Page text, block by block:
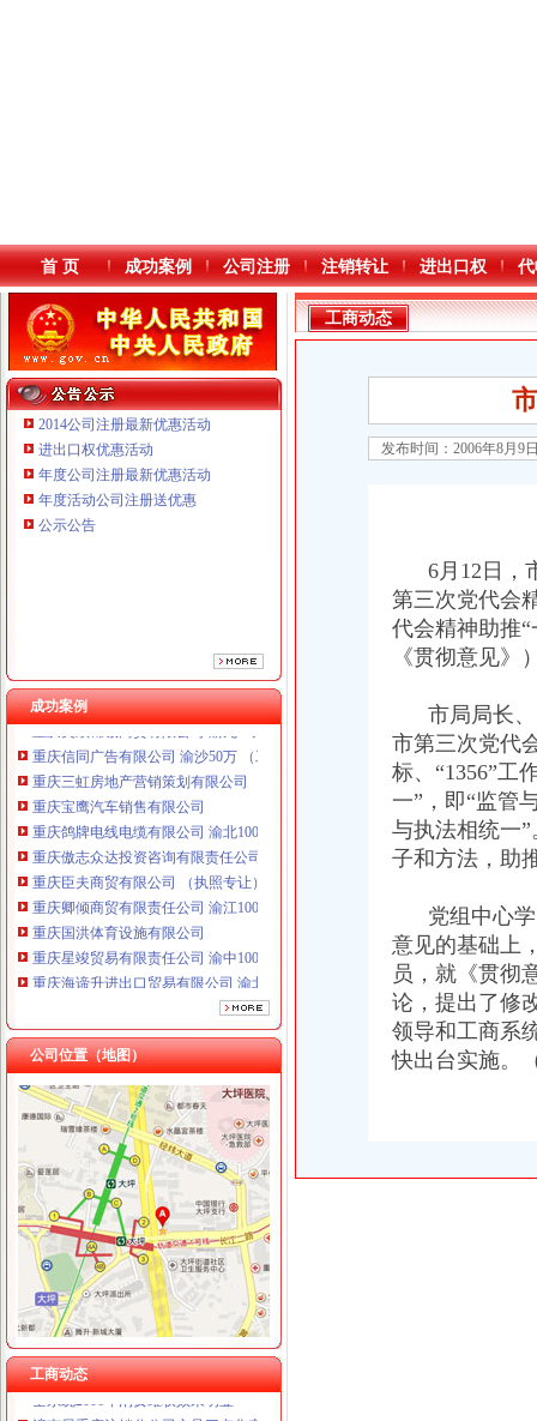
本站导航
首 页 成功案例 公司注册 注销转让 进出口权
2014公司注册最新优惠活动
进出口权优惠活动
年度公司注册最新优惠活动
年度活动公司注册送优惠
公示公告
成功案例
重庆鸽牌电线电缆有限公司 渝北10010万 (进出口权)
重庆星竣贸易有限责任公司 渝中100万 （进出口权）
重庆海谛升进出口贸易有限公司 渝北100万 （进出口权）
重庆奕欣锦诚商贸有限公司 渝九50万 （工商注册）
重庆信同广告有限公司 渝沙50万 （工商注册）
重庆三虹房地产营销策划有限公司
重庆宝鹰汽车销售有限公司
重庆鸽牌电线电缆有限公司 渝北10010万 (进出口权)
重庆傲志众达投资咨询有限责任公司 渝九1000万 （增资）
重庆臣夫商贸有限公司 （执照专让）
重庆卿倾商贸有限责任公司 渝江100万 （工商注册）
重庆国洪体育设施有限公司
重庆星竣贸易有限责任公司 渝中100万 （进出口权）
重庆海谛升进出口贸易有限公司 渝北100万 （进出口权）
重庆奕欣锦诚商贸有限公司 渝九50万 （工商注册）
重庆信同广告有限公司 渝沙50万 （工商注册）
重庆三虹房地产营销策划有限公司
重庆宝鹰汽车销售有限公司
公司位置（地图）
工商动态
工商动态
全市代理注销分公司区县局信用信息化岗位大练抽考和竞赛正式开考
北碚局代理注销分公司缙云工商所五项措施推进工商所12315分类监管平台应用
永川区出台实施品牌战略措施
巴南局“三个加”代办注销分公司大力实施消费安全放心工程
市重庆注销分公司局高印平副巡视员到渝北局检查指导工作
江北局三项措施达全市重庆注销分公司工商工作会议精
全系统2006年消费维权效果明显
潼南局重庆注销分公司立足三点化突发事件预防机制
工商动态
发布时间：2006年8月9
6月12日，市
第三次党代会
代会精神助推
《贯彻意见》
市局局长、
市第三次党代
标、“1356”工
一”，即“监管
与执法相统一
子和方法，助
党组中心学
意见的基础上
员，就《贯彻
论，提出了修
领导和工商系
快出台实施。